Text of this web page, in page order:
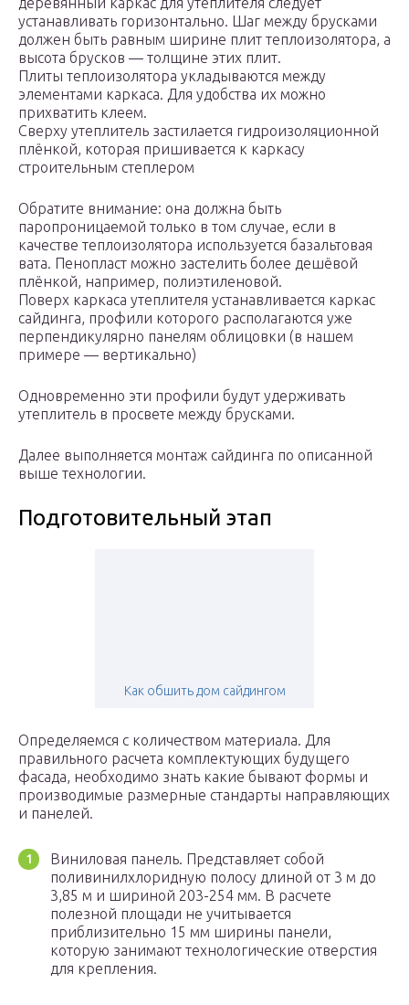
устанавливать горизонтально. Шаг между брусками
должен быть равным ширине плит теплоизолятора, а
высота брусков — толщине этих плит.
Плиты теплоизолятора укладываются между
элементами каркаса. Для удобства их можно
прихватить клеем.
Сверху утеплитель застилается гидроизоляционной
плёнкой, которая пришивается к каркасу
строительным степлером
Обратите внимание: она должна быть
паропроницаемой только в том случае, если в
качестве теплоизолятора используется базальтовая
вата. Пенопласт можно застелить более дешёвой
плёнкой, например, полиэтиленовой.
Поверх каркаса утеплителя устанавливается каркас
сайдинга, профили которого располагаются уже
перпендикулярно панелям облицовки (в нашем
примере — вертикально)
Одновременно эти профили будут удерживать
утеплитель в просвете между брусками.
Далее выполняется монтаж сайдинга по описанной
выше технологии.
Подготовительный этап
Как обшить дом сайдингом
Определяемся с количеством материала. Для
правильного расчета комплектующих будущего
фасада, необходимо знать какие бывают формы и
производимые размерные стандарты направляющих
и панелей.
Виниловая панель. Представляет собой
поливинилхлоридную полосу длиной от 3 м до
3,85 м и шириной 203-254 мм. В расчете
полезной площади не учитывается
приблизительно 15 мм ширины панели,
которую занимают технологические отверстия
для крепления.